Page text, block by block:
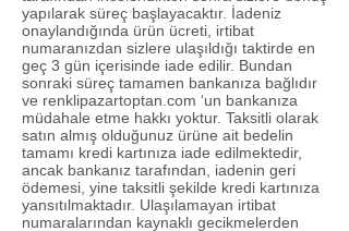
yapılarak süreç başlayacaktır. İadeniz
onaylandığında ürün ücreti, irtibat
numaranızdan sizlere ulaşıldığı taktirde en
geç 3 gün içerisinde iade edilir. Bundan
sonraki süreç tamamen bankanıza bağlıdır
ve renklipazartoptan.com ‘un bankanıza
müdahale etme hakkı yoktur. Taksitli olarak
satın almış olduğunuz ürüne ait bedelin
tamamı kredi kartınıza iade edilmektedir,
ancak bankanız tarafından, iadenin geri
ödemesi, yine taksitli şekilde kredi kartınıza
yansıtılmaktadır. Ulaşılamayan irtibat
numaralarından kaynaklı gecikmelerden